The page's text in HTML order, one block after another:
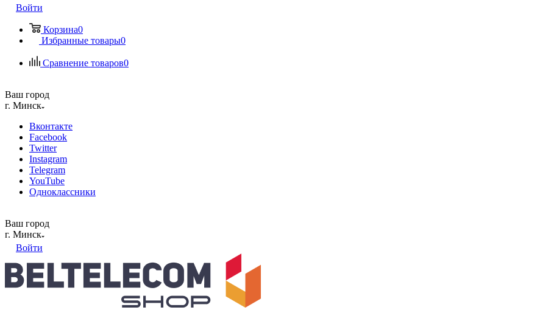
Войти
Корзина0
Избранные товары0
Сравнение товаров0
Ваш город
г. Минск
Вконтакте
Facebook
Twitter
Instagram
Telegram
YouTube
Одноклассники
Ваш город
г. Минск
Войти